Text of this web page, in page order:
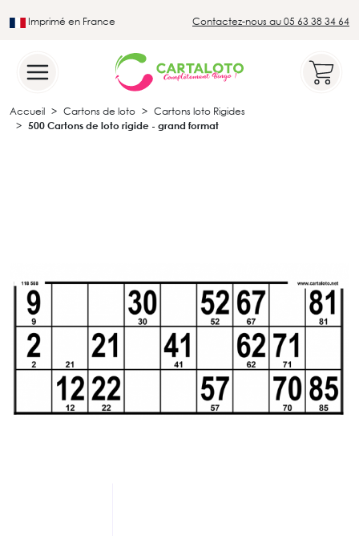
Imprimé en France Contactez-nous au 05 63 38 34 64
Accueil Cartons de loto
Cartons loto Rigides
500 Cartons de loto rigide - grand format